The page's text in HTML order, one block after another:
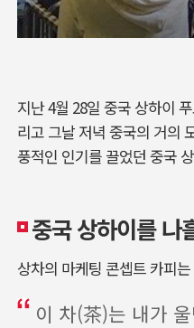
지난 4월 28일 중국 상하이
리고 그날 저녁 중국의 거의
풍적인 인기를 끌었던 중국
중국 상하이를 나
상차의 마케팅 콘셉트 카피
이 차(茶)는 내가